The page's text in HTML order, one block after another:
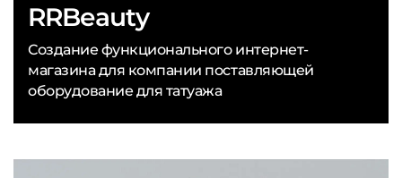
RRBeauty
Создание функционального интернет-
магазина для компании поставляющей
оборудование для татуажа